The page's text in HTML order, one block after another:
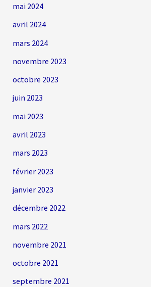
mai 2024
avril 2024
mars 2024
novembre 2023
octobre 2023
juin 2023
mai 2023
avril 2023
mars 2023
février 2023
janvier 2023
décembre 2022
mars 2022
novembre 2021
octobre 2021
septembre 2021